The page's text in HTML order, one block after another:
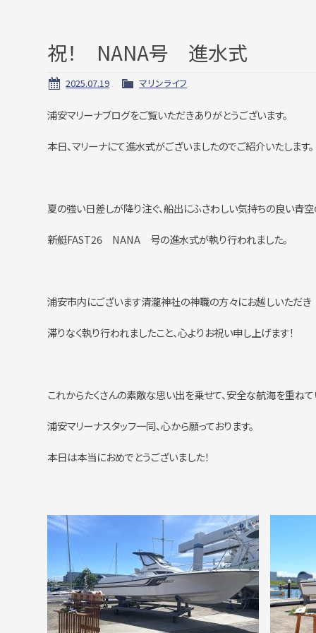
祝！ NANA号 進水式
2025.07.19 マリンライフ
浦安マリーナブログをご覧いただきありがとうございます。
本日、マリーナにて進水式がございましたのでご紹介いたします。
夏の強い日差しが降り注ぐ、船出にふさわしい気持ちの良い青
新艇FAST26 NANA 号の進水式が執り行われました。
浦安市内にございます清瀧神社の神職の方々にお越しいただき
滞りなく執り行われましたこと、心よりお祝い申し上げます！
これからたくさんの素敵な思い出を乗せて、安全な航海を重ね
浦安マリーナスタッフ一同、心から願っております。
本日は本当におめでとうございました！